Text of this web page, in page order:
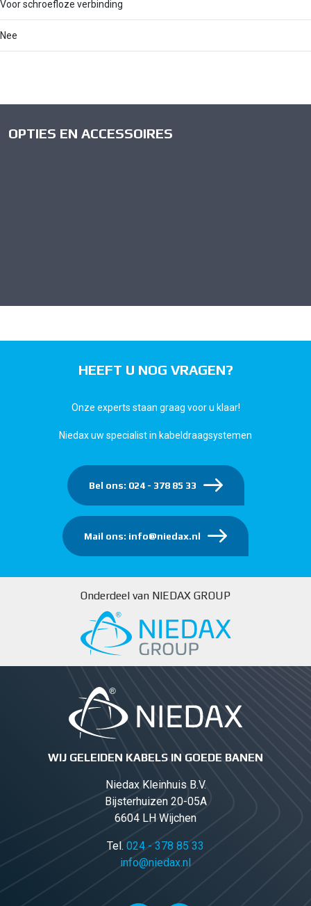
Voor schroefloze verbinding
Nee
OPTIES EN ACCESSOIRES
HEEFT U NOG VRAGEN?
Onze experts staan graag voor u klaar!
Niedax uw specialist in kabeldraagsystemen
Bel ons: 024 - 378 85 33
Mail ons: info@niedax.nl
Onderdeel van NIEDAX GROUP
WIJ GELEIDEN KABELS IN GOEDE BANEN
Niedax Kleinhuis B.V.
Bijsterhuizen 20-05A
6604 LH Wijchen
Tel. 024 - 378 85 33
info@niedax.nl